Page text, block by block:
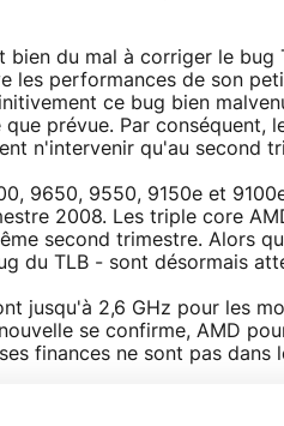
bien du mal à corriger le bug
les performances de son
ce bug bien
prévue. Par conséquent,
n'intervenir qu'au second
9650, 9550, 9150e et
2008. Les triple core
second trimestre. Alors
du TLB - sont désormais
jusqu'à 2,6 GHz pour les
se confirme, AMD
finances ne sont pas dans